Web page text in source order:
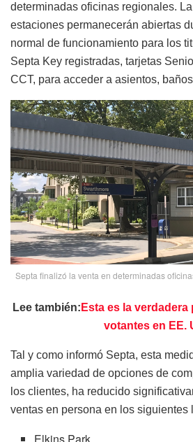
determinadas oficinas regionales.
estaciones permanecerán abiertas
normal de funcionamiento para los
Septa Key registradas, tarjetas
CCT, para acceder a asientos,
Septa finalizó la venta en determinadas
Lee también: Esta es la
votantes en EE.
Tal y como informó Septa, esta
amplia variedad de opciones de
los clientes, ha reducido
ventas en persona en los siguientes